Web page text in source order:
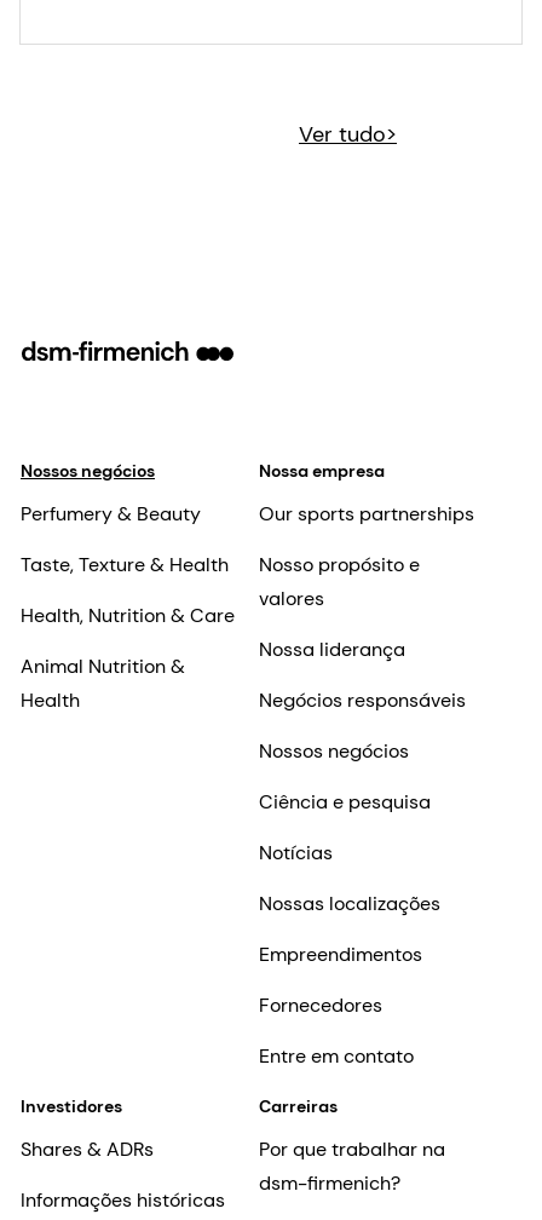
Ver tudo>
Nossos negócios
Perfumery & Beauty
Taste, Texture & Health
Health, Nutrition & Care
Animal Nutrition &
Health
Nossa empresa
Our sports partnerships
Nosso propósito e
valores
Nossa liderança
Negócios responsáveis
Nossos negócios
Ciência e pesquisa
Notícias
Nossas localizações
Empreendimentos
Fornecedores
Entre em contato
Investidores
Shares & ADRs
Informações históricas
Carreiras
Por que trabalhar na
dsm-firmenich?